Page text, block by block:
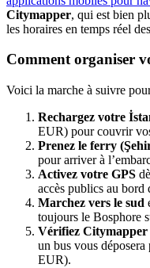
Citymapper, qui est bien
les horaires en temps réel
Comment organiser
Voici la marche à suivre
Rechargez votre
EUR) pour couvrir
Prenez le ferry
pour arriver à
Activez votre GPS
accès publics au bord
Marchez vers le sud
toujours le Bosphore
Vérifiez Citymapper
un bus vous
EUR).